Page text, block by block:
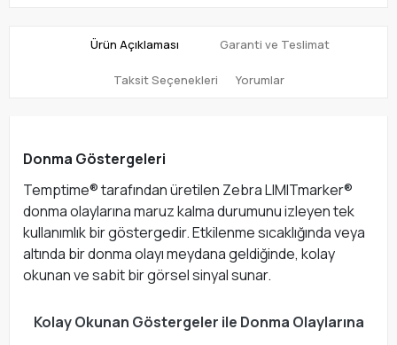
Ürün Açıklaması Garanti ve Teslimat
Taksit Seçenekleri Yorumlar
Donma Göstergeleri
Temptime® tarafından üretilen Zebra LIMITmarker®
donma olaylarına maruz kalma durumunu izleyen tek
kullanımlık bir göstergedir. Etkilenme sıcaklığında veya
altında bir donma olayı meydana geldiğinde, kolay
okunan ve sabit bir görsel sinyal sunar.
Kolay Okunan Göstergeler ile Donma Olaylarına